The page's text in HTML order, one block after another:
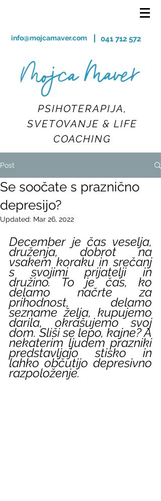
info@mojcamaver.com 041 712 572
PSIHOTERAPIJA,
SVETOVANJE & LIFE
COACHING
Post
Se soočate s praznično
depresijo?
Updated: Mar 26, 2022
December je čas veselja,
druženja, dobrot na
vsakem koraku in srečanj
s svojimi prijatelji in
družino. To je čas, ko
delamo načrte za
prihodnost, delamo
sezname želja, kupujemo
darila, okrašujemo svoj
dom. Sliši se lepo, kajne? A
nekaterim ljudem prazniki
predstavljajo stisko in
lahko občutijo depresivno
razpoloženje.